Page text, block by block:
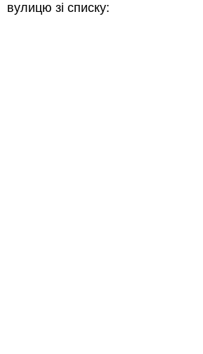
вулицю зі списку: